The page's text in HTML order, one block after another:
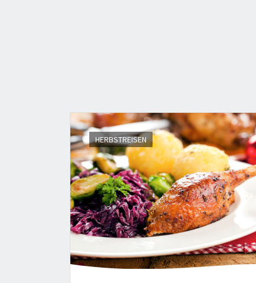
HERBSTREISEN